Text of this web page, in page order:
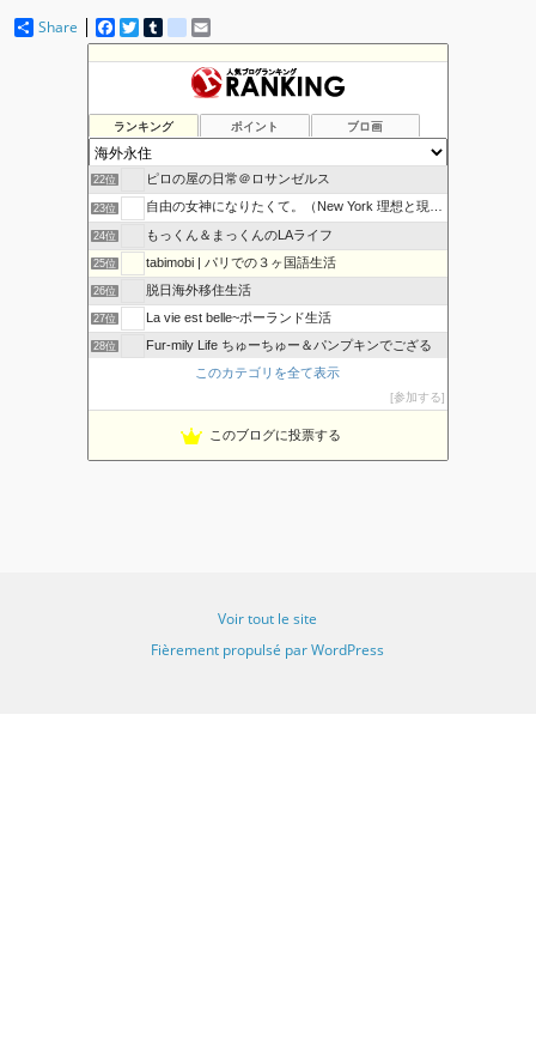
Share
a
c
o
o
k
w
i
e
r
u
m
r
d
e
l
o
u
s
m
a
i
l
ランキング ポイント ブロ画
カナダへ留学・移民！ Iacanada オフィシャルブログ
ゆるゆるリアルフード、デトックス
20位 KaztyのAmerican Life (NY)
21位 カナダで田舎生活 with バレエ
22位 ピロの屋の日常＠ロサンゼルス
23位 自由の女神になりたくて。（New York 理想と現実ライ…
24位 もっくん＆まっくんのLAライフ
25位 tabimobi | パリでの３ヶ国語生活
26位 脱日海外移住生活
27位 La vie est belle~ポーランド生活
28位 Fur-mily Life ちゅーちゅー＆パンプキンでござる
ハワイと日本のいいトコ取り日記
ChristchurchからMahalo！
このカテゴリを全て表示
参加する
このブログに投票する
Voir tout le site
Fièrement propulsé par WordPress